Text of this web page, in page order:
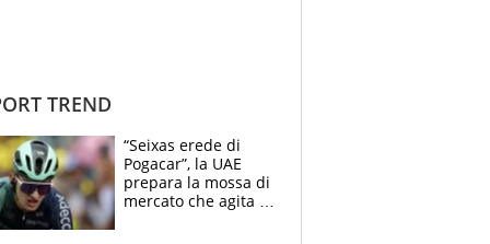
TREND
“Seixas erede di
Pogacar”, la UAE
prepara la mossa di
mercato che agita la